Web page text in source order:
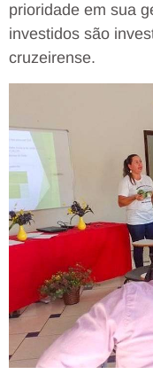
prioridade em sua
investidos são
cruzeirense.